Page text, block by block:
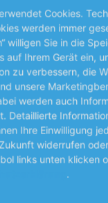
werden all
bezeichnet, die
und den
In der Regel sind
die auch die
haben also auch
ist
unter welchen
Cookies.
werden immer
willigen Sie in die
auf Ihrem Gerät ein,
zu verbessern, die
unsere
werden auch
Detaillierte
Ihre Einwilligung
widerrufen
links unten klicken
.